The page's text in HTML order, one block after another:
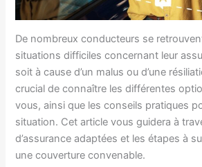
De nombreux conducteurs se
situations difficiles concernant leur
soit à cause d’un malus ou d’une
crucial de connaître les différentes
vous, ainsi que les conseils pratiques
situation. Cet article vous guidera à
d’assurance adaptées et les étapes à
une couverture convenable.